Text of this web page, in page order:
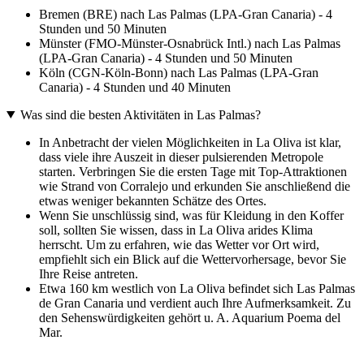
Bremen (BRE) nach Las Palmas (LPA-Gran Canaria) - 4
Stunden und 50 Minuten
Münster (FMO-Münster-Osnabrück Intl.) nach Las Palmas
(LPA-Gran Canaria) - 4 Stunden und 50 Minuten
Köln (CGN-Köln-Bonn) nach Las Palmas (LPA-Gran
Canaria) - 4 Stunden und 40 Minuten
Was sind die besten Aktivitäten in Las Palmas?
In Anbetracht der vielen Möglichkeiten in La Oliva ist klar,
dass viele ihre Auszeit in dieser pulsierenden Metropole
starten. Verbringen Sie die ersten Tage mit Top-Attraktionen
wie Strand von Corralejo und erkunden Sie anschließend die
etwas weniger bekannten Schätze des Ortes.
Wenn Sie unschlüssig sind, was für Kleidung in den Koffer
soll, sollten Sie wissen, dass in La Oliva arides Klima
herrscht. Um zu erfahren, wie das Wetter vor Ort wird,
empfiehlt sich ein Blick auf die Wettervorhersage, bevor Sie
Ihre Reise antreten.
Etwa 160 km westlich von La Oliva befindet sich Las Palmas
de Gran Canaria und verdient auch Ihre Aufmerksamkeit. Zu
den Sehenswürdigkeiten gehört u. A. Aquarium Poema del
Mar.